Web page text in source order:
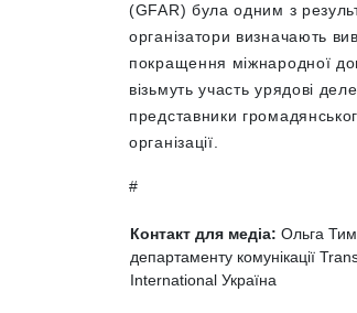
(GFAR) була одним з
організатори визначають
покращення міжнародної
візьмуть участь урядові
представники
організації.
#
Контакт для медіа: Ольга
департаменту комунікації
International Україна